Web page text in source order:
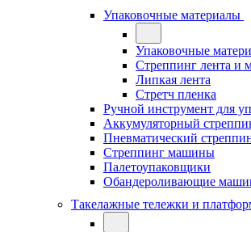
Упаковочные материалы
Упаковочные
Стреппинг лента и
Липкая лента
Стретч пленка
Ручной инструмент для
Аккумуляторный
Пневматический
Стреппинг машины
Палетоупаковщики
Обандероливающие
Такелажные тележки и